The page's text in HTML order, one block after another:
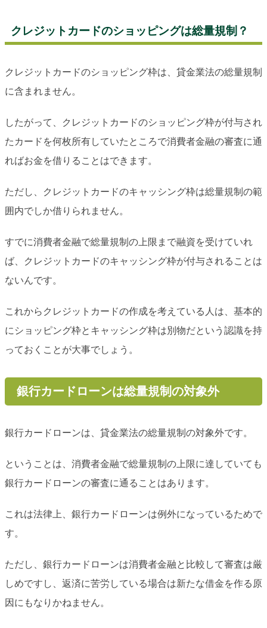
クレジットカードのショッピングは総量規制？
クレジットカードのショッピング枠は、貸金業法の総量規制
に含まれません。
したがって、クレジットカードのショッピング枠が付与され
たカードを何枚所有していたところで消費者金融の審査に通
ればお金を借りることはできます。
ただし、クレジットカードのキャッシング枠は総量規制の範
囲内でしか借りられません。
すでに消費者金融で総量規制の上限まで融資を受けていれ
ば、クレジットカードのキャッシング枠が付与されることは
ないんです。
これからクレジットカードの作成を考えている人は、基本的
にショッピング枠とキャッシング枠は別物だという認識を持
っておくことが大事でしょう。
銀行カードローンは総量規制の対象外
銀行カードローンは、貸金業法の総量規制の対象外です。
ということは、消費者金融で総量規制の上限に達していても
銀行カードローンの審査に通ることはあります。
これは法律上、銀行カードローンは例外になっているためで
す。
ただし、銀行カードローンは消費者金融と比較して審査は厳
しめですし、返済に苦労している場合は新たな借金を作る原
因にもなりかねません。